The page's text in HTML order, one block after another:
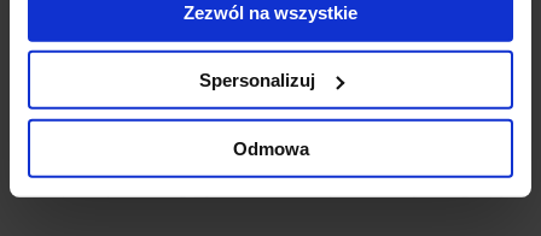
Zezwól na wszystkie
Spersonalizuj
Odmowa
potwierdza mocną rolę miasta jako
ukształtowanej i rozpoznawalnej lokalizacji dla
inwestycji z sektora BPO/SSC w Europie Środkowo - Wschodniej.
Warto również zauważyć, że firmy coraz częściej otwierają swoje
jednostki outsourcingowe w centrach miast chcąc zapewnić
pracownikom jak najlepszy dostęp zarówno do środków
transportu publicznego, jak również oferty handlowej i usługowej”.